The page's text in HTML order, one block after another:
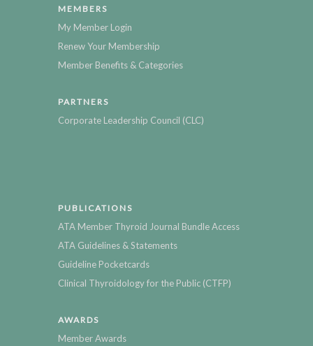
MEMBERS
My Member Login
Renew Your Membership
Member Benefits & Categories
PARTNERS
Corporate Leadership Council (CLC)
PUBLICATIONS
ATA Member Thyroid Journal Bundle Access
ATA Guidelines & Statements
Guideline Pocketcards
Clinical Thyroidology for the Public (CTFP)
AWARDS
Member Awards